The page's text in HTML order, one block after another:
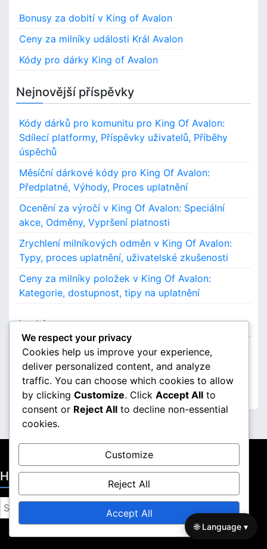
hBonusy za dobití v King of Avalon
Ceny za milníky události Král Avalon
Kódy pro dárky King of Avalon
Nejnovější příspěvky
Kódy dárků pro komunitu pro King Of Avalon:
Sdílecí platformy, Příspěvky uživatelů, Příběhy
úspěchů
Měsíční dárkové kódy pro King Of Avalon:
Předplatné, Výhody, Proces uplatnění
Ocenění za výročí v King Of Avalon: Speciální
akce, Odměny, Vypršení platnosti
Zrychlení milníkových odměn v King Of Avalon:
Typy, proces uplatnění, uživatelské zkušenosti
Ceny za milníky položek v King Of Avalon:
Kategorie, dostupnost, tipy na uplatnění
Archiv
March 2026
February 2026
Hledat
S
e
We respect your privacy
Cookies help us improve your experience,
deliver personalized content, and analyze
traffic. You can choose which cookies to allow
by clicking Customize. Click Accept All to
consent or Reject All to decline non-essential
cookies.
Customize
Reject All
Accept All
🌐 Language ▾